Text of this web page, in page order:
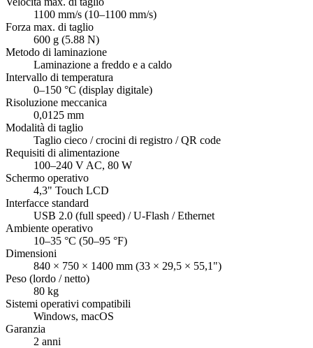
1100 mm/s (10–1100 mm/s)
Forza max. di taglio
600 g (5.88 N)
Metodo di laminazione
Laminazione a freddo e a caldo
Intervallo di temperatura
0–150 °C (display digitale)
Risoluzione meccanica
0,0125 mm
Modalità di taglio
Taglio cieco / crocini di registro / QR code
Requisiti di alimentazione
100–240 V AC, 80 W
Schermo operativo
4,3" Touch LCD
Interfacce standard
USB 2.0 (full speed) / U-Flash / Ethernet
Ambiente operativo
10–35 °C (50–95 °F)
Dimensioni
840 × 750 × 1400 mm (33 × 29,5 × 55,1")
Peso (lordo / netto)
80 kg
Sistemi operativi compatibili
Windows, macOS
Garanzia
2 anni